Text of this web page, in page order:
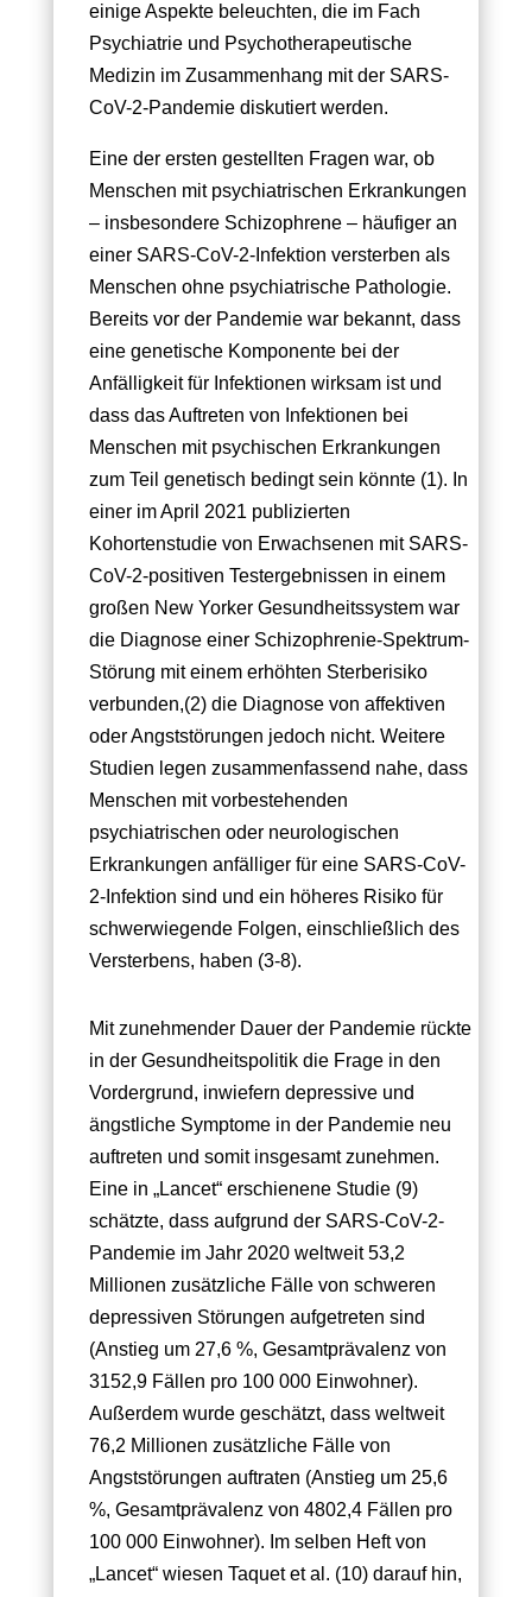
einige Aspekte beleuchten, die im Fach
Psychiatrie und Psychotherapeutische
Medizin im Zusammenhang mit der SARS-
CoV-2-Pandemie diskutiert werden.
Eine der ersten gestellten Fragen war, ob
Menschen mit psychiatrischen Erkrankungen
– insbesondere Schizophrene – häufiger an
einer SARS-CoV-2-Infektion versterben als
Menschen ohne psychiatrische Pathologie.
Bereits vor der Pandemie war bekannt, dass
eine genetische Komponente bei der
Anfälligkeit für Infektionen wirksam ist und
dass das Auftreten von Infektionen bei
Menschen mit psychischen Erkrankungen
zum Teil genetisch bedingt sein könnte (1). In
einer im April 2021 publizierten
Kohortenstudie von Erwachsenen mit SARS-
CoV-2-positiven Testergebnissen in einem
großen New Yorker Gesundheitssystem war
die Diagnose einer Schizophrenie-Spektrum-
Störung mit einem erhöhten Sterberisiko
verbunden,(2) die Diagnose von affektiven
oder Angststörungen jedoch nicht. Weitere
Studien legen zusammenfassend nahe, dass
Menschen mit vorbestehenden
psychiatrischen oder neurologischen
Erkrankungen anfälliger für eine SARS-CoV-
2-Infektion sind und ein höheres Risiko für
schwerwiegende Folgen, einschließlich des
Versterbens, haben (3-8).
Mit zunehmender Dauer der Pandemie rückte
in der Gesundheitspolitik die Frage in den
Vordergrund, inwiefern depressive und
ängstliche Symptome in der Pandemie neu
auftreten und somit insgesamt zunehmen.
Eine in „Lancet“ erschienene Studie (9)
schätzte, dass aufgrund der SARS-CoV-2-
Pandemie im Jahr 2020 weltweit 53,2
Millionen zusätzliche Fälle von schweren
depressiven Störungen aufgetreten sind
(Anstieg um 27,6 %, Gesamtprävalenz von
3152,9 Fällen pro 100 000 Einwohner).
Außerdem wurde geschätzt, dass weltweit
76,2 Millionen zusätzliche Fälle von
Angststörungen auftraten (Anstieg um 25,6
%, Gesamtprävalenz von 4802,4 Fällen pro
100 000 Einwohner). Im selben Heft von
„Lancet“ wiesen Taquet et al. (10) darauf hin,